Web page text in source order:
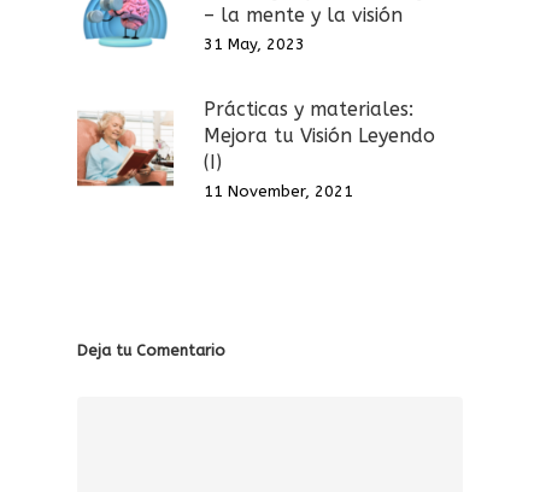
– la mente y la visión
31 May, 2023
Prácticas y materiales:
Mejora tu Visión Leyendo
(I)
11 November, 2021
Deja tu Comentario